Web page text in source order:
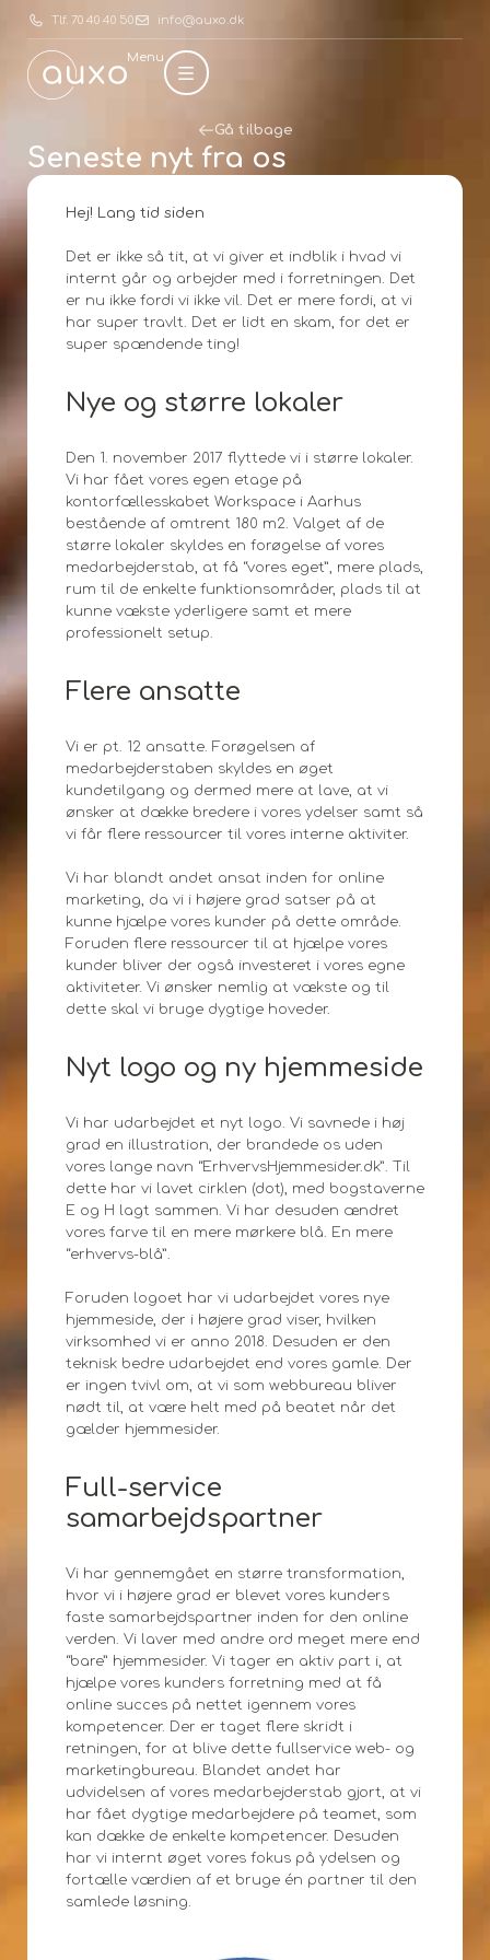
Tlf. 70 40 40 50 info@auxo.dk
Menu
Gå tilbage
Seneste nyt fra os
Hej! Lang tid siden
Det er ikke så tit, at vi giver et indblik i hvad vi
internt går og arbejder med i forretningen. Det
er nu ikke fordi vi ikke vil. Det er mere fordi, at vi
har super travlt. Det er lidt en skam, for det er
super spændende ting!
Nye og større lokaler
Den 1. november 2017 flyttede vi i større lokaler.
Vi har fået vores egen etage på
kontorfællesskabet Workspace i Aarhus
bestående af omtrent 180 m2. Valget af de
større lokaler skyldes en forøgelse af vores
medarbejderstab, at få “vores eget”, mere plads,
rum til de enkelte funktionsområder, plads til at
kunne vækste yderligere samt et mere
professionelt setup.
Flere ansatte
Vi er pt. 12 ansatte. Forøgelsen af
medarbejderstaben skyldes en øget
kundetilgang og dermed mere at lave, at vi
ønsker at dække bredere i vores ydelser samt så
vi får flere ressourcer til vores interne aktiviter.
Vi har blandt andet ansat inden for online
marketing, da vi i højere grad satser på at
kunne hjælpe vores kunder på dette område.
Foruden flere ressourcer til at hjælpe vores
kunder bliver der også investeret i vores egne
aktiviteter. Vi ønsker nemlig at vækste og til
dette skal vi bruge dygtige hoveder.
Nyt logo og ny hjemmeside
Vi har udarbejdet et nyt logo. Vi savnede i høj
grad en illustration, der brandede os uden
vores lange navn “ErhvervsHjemmesider.dk”. Til
dette har vi lavet cirklen (dot), med bogstaverne
E og H lagt sammen. Vi har desuden ændret
vores farve til en mere mørkere blå. En mere
“erhvervs-blå”.
Foruden logoet har vi udarbejdet vores nye
hjemmeside, der i højere grad viser, hvilken
virksomhed vi er anno 2018. Desuden er den
teknisk bedre udarbejdet end vores gamle. Der
er ingen tvivl om, at vi som webbureau bliver
nødt til, at være helt med på beatet når det
gælder hjemmesider.
Full-service
samarbejdspartner
Vi har gennemgået en større transformation,
hvor vi i højere grad er blevet vores kunders
faste samarbejdspartner inden for den online
verden. Vi laver med andre ord meget mere end
“bare” hjemmesider. Vi tager en aktiv part i, at
hjælpe vores kunders forretning med at få
online succes på nettet igennem vores
kompetencer. Der er taget flere skridt i
retningen, for at blive dette fullservice web- og
marketingbureau. Blandet andet har
udvidelsen af vores medarbejderstab gjort, at vi
har fået dygtige medarbejdere på teamet, som
kan dække de enkelte kompetencer. Desuden
har vi internt øget vores fokus på ydelsen og
fortælle værdien af et bruge én partner til den
samlede løsning.